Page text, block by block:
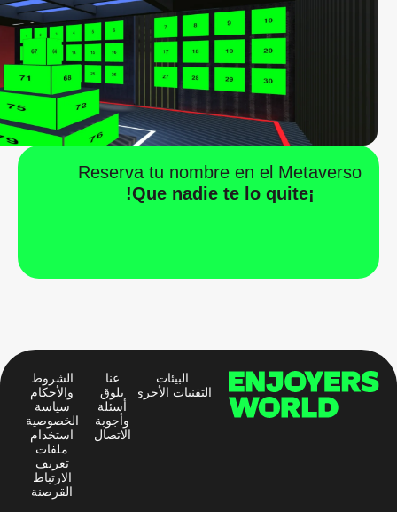
Reserva tu nombre en el Metaverso
¡Que nadie te lo quite!
البيئات
التقنيات الأخرى
عنا
بلوق
أسئلة
وأجوبة
الاتصال
الشروط
والأحكام
سياسة
الخصوصية
استخدام
ملفات
تعريف
الارتباط
القرصنة